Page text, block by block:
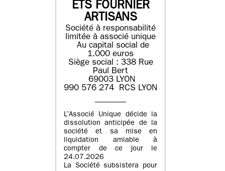
ETS FOURNIER
ARTISANS
Société à responsabilité
limitée à associé unique
Au capital social de
1.000 euros
Siège social : 338 Rue
Paul Bert
69003 LYON
990 576 274 RCS LYON
L’Associé Unique décide la
dissolution anticipée de la
société et sa mise en
liquidation amiable à
compter de ce jour le
24.07.2026
La Société subsistera pour